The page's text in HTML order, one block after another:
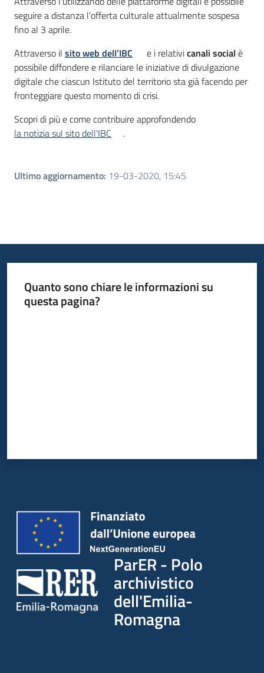
seguire a distanza l'offerta culturale attualmente sospesa
fino al 3 aprile.
Attraverso il sito web dell’IBC e i relativicanali social è
possibile diffondere e rilanciare le iniziative di divulgazione
digitale che ciascun Istituto del territorio sta già facendo per
fronteggiare questo momento di crisi.
Scopri di più e come contribuire approfondendo
la notizia sul sito dell'IBC
.
Ultimo aggiornamento: 19-03-2020, 15:45
Quanto sono chiare le informazioni su
questa pagina?
ParER - Polo
archivistico
dell'Emilia-
Romagna